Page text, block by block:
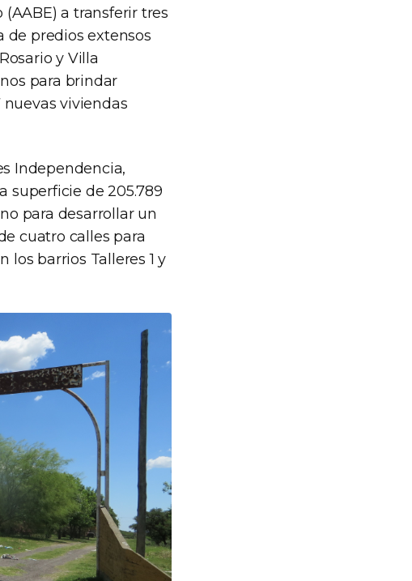
a transferir tres
de predios extensos
y Villa
para brindar
viviendas
Independencia,
superficie de 205.789
para desarrollar un
cuatro calles para
los barrios Talleres 1 y